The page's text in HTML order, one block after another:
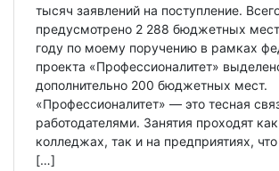
тысяч заявлений на поступление.
предусмотрено 2 288 бюджетных
году по моему поручению в рамках
проекта «Профессионалитет»
дополнительно 200 бюджетных мест.
«Профессионалитет» — это тесная
работодателями. Занятия проходят
колледжах, так и на предприятиях,
[…]